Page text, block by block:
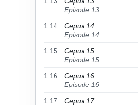
Episode 13
1.14
Серия 14
Episode 14
1.15
Серия 15
Episode 15
1.16
Серия 16
Episode 16
1.17
Серия 17